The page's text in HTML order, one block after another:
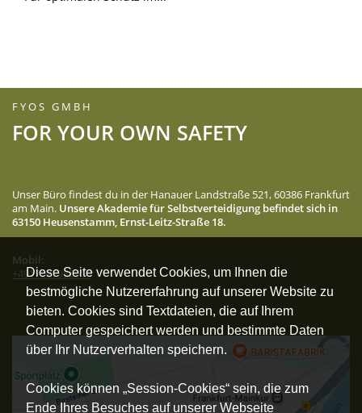
Diese Seite verwendet Cookies, um Ihnen die
bestmögliche Nutzererfahrung auf unserer Website zu
bieten. Cookies sind Textdateien, die auf Ihrem
Computer gespeichert werden und bestimmte Daten
über Ihr Nutzerverhalten speichern.
Cookies können „Session-Cookies“ sein, die zum
Ende Ihres Besuches auf unserer Webseite
FYOS GMBH
FOR YOUR OWN SAFETY
Unser Büro findest du in der Hanauer Landstraße 521, 60386 Frankfurt
am Main. Unsere Akademie für Selbstverteidigung befindet sich in
63150 Heusenstamm, Ernst-Leitz-Straße 18.
Mobil:
+4917627955914